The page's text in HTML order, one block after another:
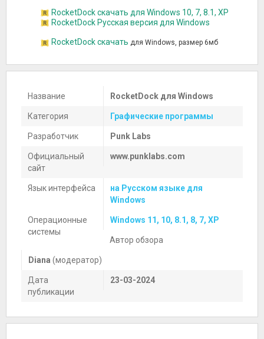
RocketDock скачать для Windows 10, 7, 8.1, XP
RocketDock Русская версия для Windows
RocketDock скачать для Windows, размер 6мб
Название RocketDock для Windows
Категория Графические программы
Разработчик Punk Labs
Официальный
сайт
www.punklabs.com
Язык интерфейса
на Русском языке для
Windows
Операционные
системы
Windows 11, 10, 8.1, 8, 7, XP
Автор обзора
Diana (модератор)
Дата
публикации
23-03-2024